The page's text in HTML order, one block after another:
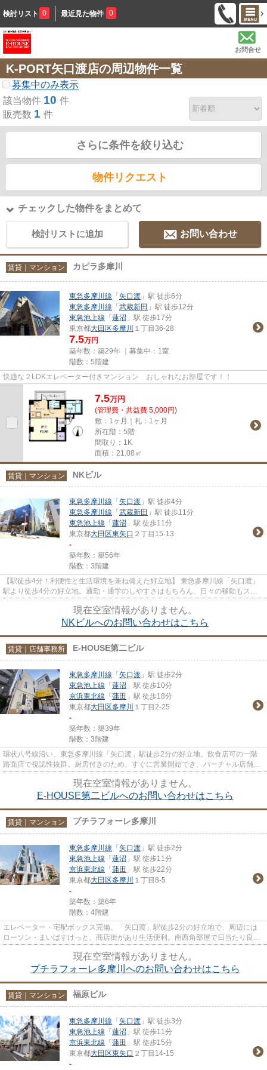
検討リスト 0 最近見た物件 0
お問合せ
K-PORT矢口渡店の周辺物件一覧
募集中のみ表示
該当物件 10 件
販売数 1 件
さらに条件を絞り込む
物件リクエスト
チェックした物件をまとめて
検討リストに追加 お問い合わせ
賃貸｜マンション カピラ多摩川
東急多摩川線 「 矢口渡 」駅 徒歩6分
東急多摩川線 「 武蔵新田 」駅 徒歩12分
東急池上線 「 蓮沼 」駅 徒歩17分
東京都大田区多摩川 １丁目36-28
7.5万円
築年数：築29年 ｜募集中： 1室
階数：5階建
快適な２LDKエレベーター付きマンション おしゃれなお部屋です！！
7.5万円
(管理費・共益費 5,000円)
敷：1ヶ月｜礼：1ヶ月
所在階：5階
間取り：1K
面積：21.08㎡
賃貸｜マンション NKビル
東急多摩川線 「 矢口渡 」駅 徒歩4分
東急多摩川線 「 武蔵新田 」駅 徒歩11分
東急池上線 「 蓮沼 」駅 徒歩11分
東京都大田区東矢口 ２丁目15-13
-
築年数：築56年
階数：3階建
【駅徒歩4分！利便性と生活環境を兼ね備えた好立地】 東急多摩川線「矢口渡」
駅より徒歩4分の好立地。通勤・通学のしやすさはもちろん、日々の移動もスム
現在空室情報がありません。
NKビルへのお問い合わせはこちら
賃貸｜店舗事務所 E-HOUSE第二ビル
東急多摩川線 「 矢口渡 」駅 徒歩2分
東急池上線 「 蓮沼 」駅 徒歩10分
京浜東北線 「 蒲田 」駅 徒歩18分
東京都大田区多摩川 １丁目2-25
-
築年数：築39年
階数：3階建
環状八号線沿い、東急多摩川線「矢口渡」駅徒歩2分の好立地。飲食店可の一階
路面店で視認性抜群。厨房付きのため、すぐに営業開始でき、バーチャル店舗や
現在空室情報がありません。
E-HOUSE第二ビルへのお問い合わせはこちら
賃貸｜マンション プチラフォーレ多摩川
東急多摩川線 「 矢口渡 」駅 徒歩2分
東急池上線 「 蓮沼 」駅 徒歩11分
京浜東北線 「 蒲田 」駅 徒歩22分
東京都大田区多摩川 １丁目8-5
-
築年数：築6年
階数：4階建
エレベーター・宅配ボックス完備。「矢口渡」駅徒歩2分の好立地で、周辺には
ローソン・まいばすけっと、商店街があり生活便利。南西角部屋で日当たり良
現在空室情報がありません。
プチラフォーレ多摩川へのお問い合わせはこちら
賃貸｜マンション 福原ビル
東急多摩川線 「 矢口渡 」駅 徒歩3分
東急池上線 「 蓮沼 」駅 徒歩11分
京浜東北線 「 蒲田 」駅 徒歩15分
東京都大田区東矢口 ２丁目14-15
-